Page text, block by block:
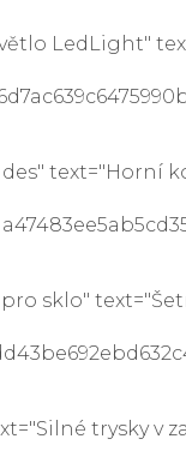
LedLight"
text="Horní
sklo"
trysky v